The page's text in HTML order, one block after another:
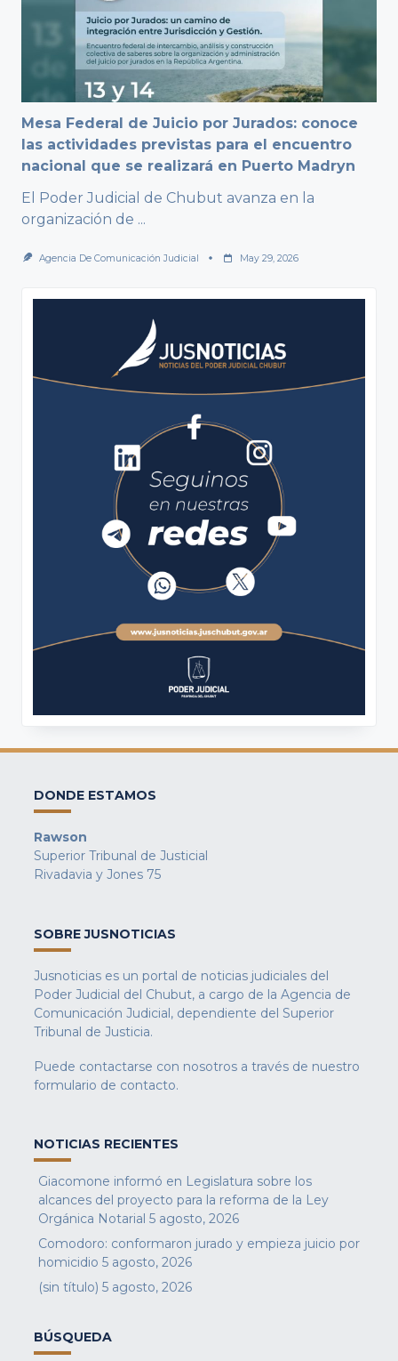
Mesa Federal de Juicio por Jurados: conoce
las actividades previstas para el encuentro
nacional que se realizará en Puerto Madryn
El Poder Judicial de Chubut avanza en la
organización de ...
Agencia De Comunicación Judicial May 29, 2026
DONDE ESTAMOS
Rawson
Superior Tribunal de Justicial
Rivadavia y Jones 75
SOBRE JUSNOTICIAS
Jusnoticias es un portal de noticias judiciales del
Poder Judicial del Chubut, a cargo de la Agencia de
Comunicación Judicial, dependiente del Superior
Tribunal de Justicia.
Puede contactarse con nosotros a través de nuestro
formulario de contacto.
NOTICIAS RECIENTES
Giacomone informó en Legislatura sobre los
alcances del proyecto para la reforma de la Ley
Orgánica Notarial 5 agosto, 2026
Comodoro: conformaron jurado y empieza juicio por
homicidio 5 agosto, 2026
(sin título) 5 agosto, 2026
BÚSQUEDA